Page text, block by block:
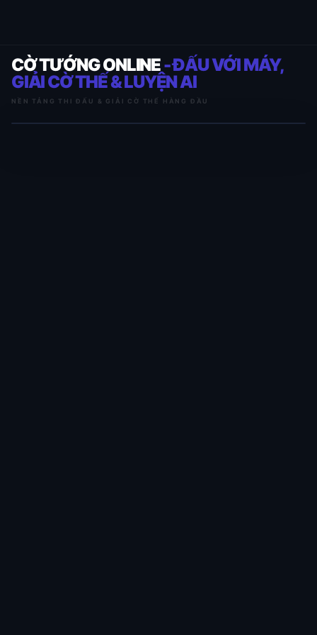
CỜ TƯỚNG ONLINE- ĐẤU VỚI MÁY,
GIẢI CỜ THẾ & LUYỆN AI
NỀN TẢNG THI ĐẤU & GIẢI CỜ THẾ HÀNG ĐẦU